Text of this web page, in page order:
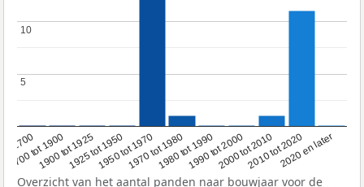
1700
1700 tot 1900
1900 tot 19251925 tot 19501950 tot 19701970 tot 19801980 tot 19901990 tot 20002000 tot 20102010 tot 20202020 en later
5
5
10
10
Overzicht van het aantal panden naar bouwjaar voor de